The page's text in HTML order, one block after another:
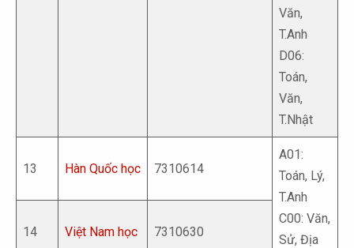
Văn,
T.Anh
D06:
Toán,
Văn,
T.Nhật
13 Hàn Quốc học 7310614
A01:
Toán, Lý,
T.Anh
C00: Văn,
Sử, Địa
14 Việt Nam học 7310630